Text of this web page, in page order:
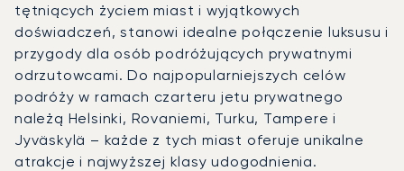
tętniących życiem miast i wyjątkowych
doświadczeń, stanowi idealne połączenie luksusu i
przygody dla osób podróżujących prywatnymi
odrzutowcami. Do najpopularniejszych celów
podróży w ramach czarteru jetu prywatnego
należą Helsinki, Rovaniemi, Turku, Tampere i
Jyväskylä – każde z tych miast oferuje unikalne
atrakcje i najwyższej klasy udogodnienia.